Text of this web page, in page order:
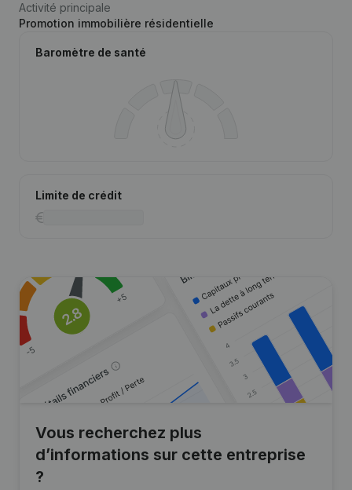
Activité principale
Promotion immobilière résidentielle
Baromètre de santé
Limite de crédit
Vous recherchez plus
d’informations sur cette entreprise
?